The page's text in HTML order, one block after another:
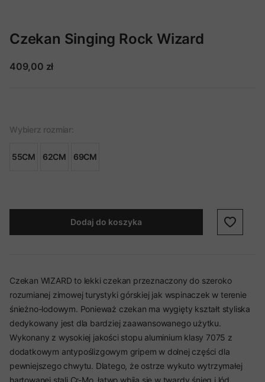
Czekan Singing Rock Wizard
409,00 zł
Wybierz rozmiar:
55CM 62CM 69CM
Dodaj do koszyka
Czekan WIZARD to lekki czekan przeznaczony do szeroko
rozumianej zimowej turystyki górskiej jak wspinaczek w terenie
śnieżno-lodowym. Ponieważ czekan ma wygięty kształt styliska
dedykowany jest dla bardziej zaawansowanego użytku.
Wykonany z wysokiej jakości stopu aluminium klasy 7075 z
dodatkowym antypoślizgowym gripem w dolnej części dla
pewniejszego chwytu. Dlatego, że ostrze wykuto wytrzymałej
hartowanej stali Cr-Mo, łatwo wbija się w twardy śnieg i lód.